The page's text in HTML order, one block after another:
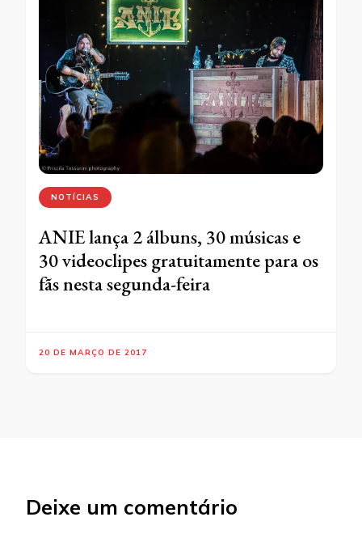
NOTÍCIAS
ANIE lança 2 álbuns, 30 músicas e
30 videoclipes gratuitamente para os
fãs nesta segunda-feira
20 DE MARÇO DE 2017
Deixe um comentário